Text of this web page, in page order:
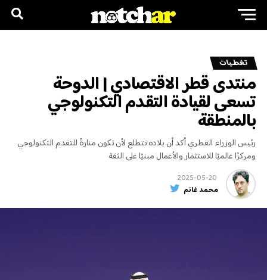
تغطـيات
منتدى قطر الاقتصادي | الدوحة
تسعى لقيادة التقدم التكنولوجي
بالمنطقة
رئيس الوزراء القطري أكد أن بلاده تتطلع لأن تكون منارةً للتقدم التكنولوجي
ومركزًا عالميًا للاستثمار والأعمال مبنيًا على الثقة
2025-05-20
محمد غانم